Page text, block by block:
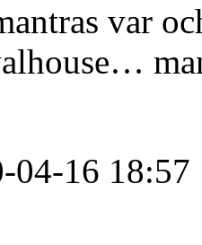
var
04-16 18:57